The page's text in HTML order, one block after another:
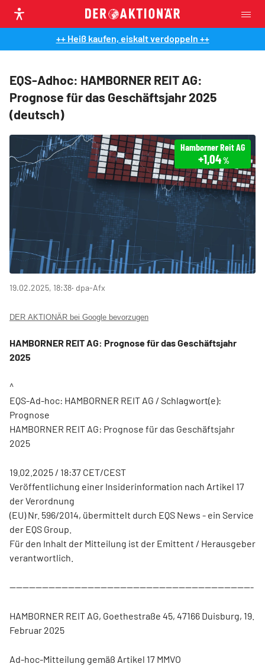
++ Heiß kaufen, eiskalt verdoppeln ++
EQS-Adhoc: HAMBORNER REIT AG:
Prognose für das Geschäftsjahr 2025
(deutsch)
Hamborner Reit AG
+1,04%
19.02.2025, 18:38‧ dpa-Afx
DER AKTIONÄR bei Google bevorzugen
HAMBORNER REIT AG: Prognose für das Geschäftsjahr
2025
^
EQS-Ad-hoc: HAMBORNER REIT AG / Schlagwort(e):
Prognose
HAMBORNER REIT AG: Prognose für das Geschäftsjahr
2025
19.02.2025 / 18:37 CET/CEST
Veröffentlichung einer Insiderinformation nach Artikel 17
der Verordnung
(EU) Nr. 596/2014, übermittelt durch EQS News - ein Service
der EQS Group.
Für den Inhalt der Mitteilung ist der Emittent / Herausgeber
verantwortlich.
---------------------------------------------------------------------------
HAMBORNER REIT AG, Goethestraße 45, 47166 Duisburg, 19.
Februar 2025
Ad-hoc-Mitteilung gemäß Artikel 17 MMVO